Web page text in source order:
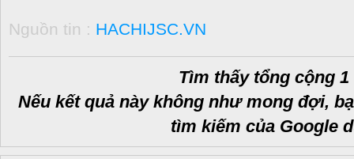
Nguồn tin : HACHIJSC.VN
Tìm thấy tổng cộng 1
Nếu kết quả này không như mong đợi,
tìm kiếm của Google